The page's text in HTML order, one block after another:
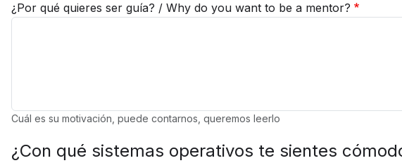
¿Por qué quieres ser guía? / Why do you want to be a mentor?
Cuál es su motivación, puede contarnos, queremos leerlo
¿Con qué sistemas operativos te sientes